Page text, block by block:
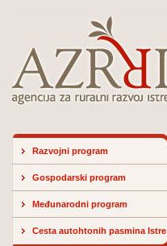
Razvojni program
Gospodarski program
Međunarodni program
Cesta autohtonih pasmina Istre